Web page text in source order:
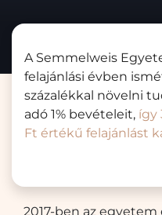
A Semmelweis
felajánlási évben
százalékkal növelni
adó 1% bevételeit, így
Ft értékű felajánlást
2017-ben az